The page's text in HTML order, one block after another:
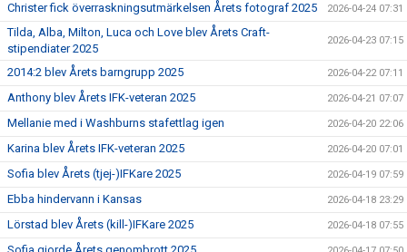
Christer fick överraskningsutmärkelsen Årets fotograf 2025 2026-04-24 07:31
Tilda, Alba, Milton, Luca och Love blev Årets Craft-
stipendiater 2025
2026-04-23 07:15
2014:2 blev Årets barngrupp 2025 2026-04-22 07:11
Anthony blev Årets IFK-veteran 2025 2026-04-21 07:07
Mellanie med i Washburns stafettlag igen 2026-04-20 22:06
Karina blev Årets IFK-veteran 2025 2026-04-20 07:01
Sofia blev Årets (tjej-)IFKare 2025 2026-04-19 07:59
Ebba hindervann i Kansas 2026-04-18 23:29
Lörstad blev Årets (kill-)IFKare 2025 2026-04-18 07:55